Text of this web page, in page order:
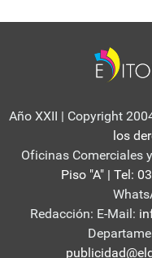
Año XXII | Copyright
los
Oficinas Comerciales
Piso "A" | Tel:
Redacción: E-Mail: